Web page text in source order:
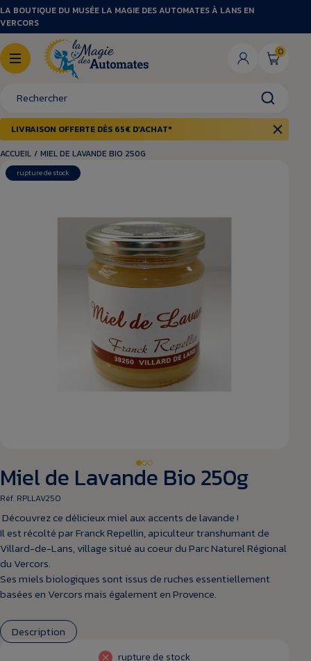
LA BOUTIQUE DU MUSÉE LA MAGIE DES AUTOMATES À LANS EN
VERCORS
0
LIVRAISON OFFERTE DÈS 65€ D’ACHAT*
ACCUEIL / MIEL DE LAVANDE BIO 250G
rupture de stock
Miel de Lavande Bio 250g
Réf. RPLLAV250
Découvrez ce délicieux miel aux accents de lavande !
Il est récolté par Franck Repellin, apiculteur transhumant de
Villard-de-Lans, village situé au coeur du Parc Naturel Régional
du Vercors.
Ses miels biologiques sont issus de ruches essentiellement
basées en Vercors mais également en Provence.
Description
rupture de stock